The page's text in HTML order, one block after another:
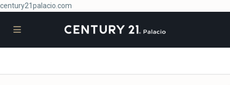
century21palacio.com